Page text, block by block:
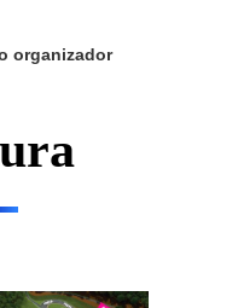
organizador